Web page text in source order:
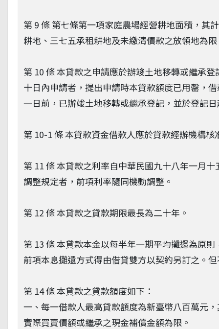
第 9 條 第七條第一項家庭農場經營耕地面積，其
耕地、三七五承租耕地及未繳清價款之放領地為
第 10 條 本貸款之申請應於辦竣土地移轉或繼承
十日內申請者，提出申請時本貸款額度已用罄，
一日前，已辦竣土地移轉或繼承登記，並於登記
第 10-1 條 本貸款資金借款人應於貸款經辦機構
第 11 條 本貸款之利率自中華民國九十八年一月
調整規定者，前項利率隨同機動調整。
第 12 條 本貸款之貸款期限最長為二十年。
第 13 條 本貸款本金以每半年一期平均攤還為原
前項本息攤還方式得由借貸雙方以契約另訂之。
第 14 條 本貸款之貸款額度如下：
一、每一借款人最高貸款額度為新臺幣八百萬元
實際買賣價額或繼承之現金補償金額為限。